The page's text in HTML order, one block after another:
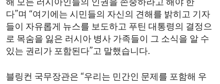
해 모든 러시아인들의 인권을 존중하라고 해야 한
다”며 “여기에는 시민들의 자신의 견해를 밝히고 기자
들이 자유롭게 뉴스를 보도하고 푸틴 대통령의 결정으
로 목숨을 잃은 러시아 병사 가족들이 그 소식을 알 수
있는 권리가 포함된다”고 말했습니다.
블링컨 국무장관은 “우리는 민간인 문제를 포함해 우